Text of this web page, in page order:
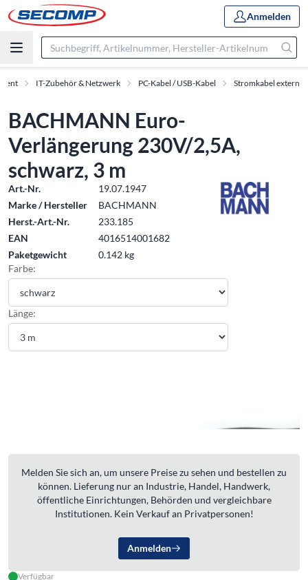
Anmelden
IT-Zubehör & Netzwerk PC-Kabel / USB-Kabel Stromkabel extern
BACHMANN Euro-
Verlängerung 230V/2,5A,
schwarz, 3 m
Art.-Nr.
19.07.1947
Marke / Hersteller
BACHMANN
Herst.-Art.-Nr.
233.185
EAN
4016514001682
Paketgewicht
0.142 kg
Farbe:
Länge:
Melden Sie sich an, um unsere Preise zu sehen und bestellen zu
können. Lieferung nur an Industrie, Handel, Handwerk,
öffentliche Einrichtungen, Behörden und vergleichbare
Institutionen. Kein Verkauf an Privatpersonen!
Anmelden
Verfügbar